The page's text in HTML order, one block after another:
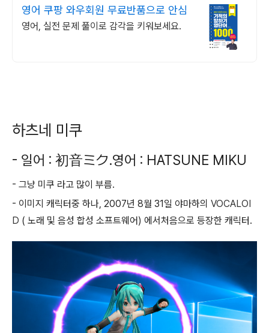
영어 쿠팡 와우회원 무료반품으로 안심
영어, 실전 문제 풀이로 감각을 키워보세요.
하츠네 미쿠
- 일어 : 初音ミク.영어 : HATSUNE MIKU
- 그냥 미쿠 라고 많이 부름.
- 이미지 캐릭터중 하나, 2007년 8월 31일 야마하의 VOCALOI
D ( 노래 및 음성 합성 소프트웨어) 에서처음으로 등장한 캐릭터.